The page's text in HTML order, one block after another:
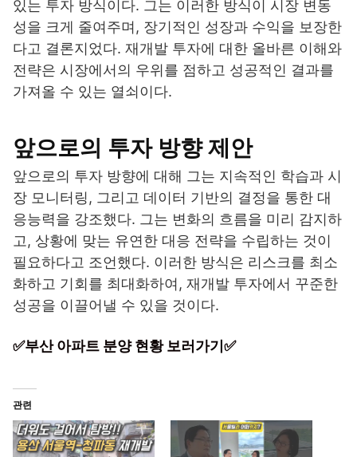
있는 투자 방식이다. 그는 이러한 방식이 시장 변동
성을 크게 줄여주며, 장기적인 성장과 수익을 보장한
다고 결론지었다. 재개발 투자에 대한 올바른 이해와
전략은 시장에서의 우위를 점하고 성공적인 결과를
가져올 수 있는 열쇠이다.
앞으로의 투자 방향 제안
앞으로의 투자 방향에 대해 그는 지속적인 학습과 시
장 모니터링, 그리고 데이터 기반의 결정을 통한 대
응능력을 강조했다. 그는 변화의 흐름을 미리 감지하
고, 상황에 맞는 유연한 대응 전략을 수립하는 것이
필요하다고 조언했다. 이러한 방식은 리스크를 최소
화하고 기회를 최대화하여, 재개발 투자에서 꾸준한
성공을 이끌어낼 수 있을 것이다.
✅부산 아파트 분양 현황 보러가기✅
관련